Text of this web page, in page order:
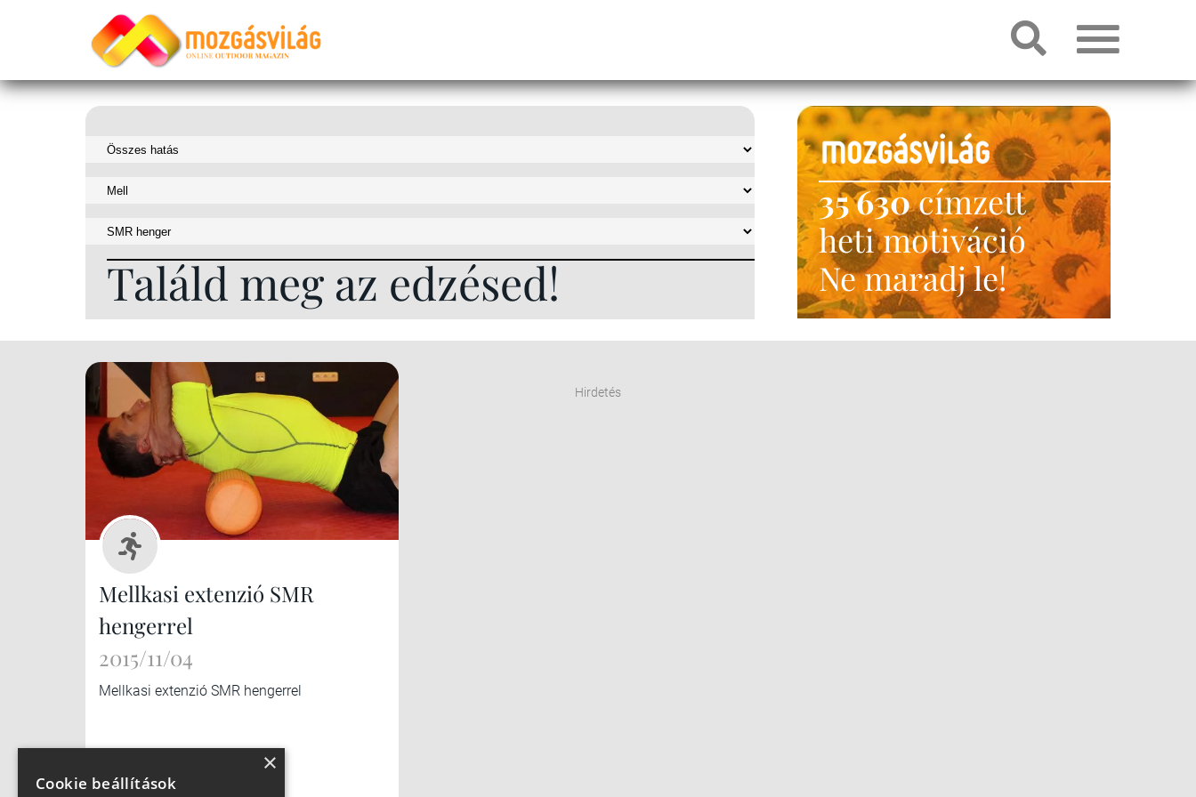
Találd meg az edzésed!
35 630címzett
heti motiváció
Ne maradj le!
Mellkasi extenzió SMR
hengerrel
2015/11/04
Mellkasi extenzió SMR hengerrel
Hirdetés
×
Cookie beállítások